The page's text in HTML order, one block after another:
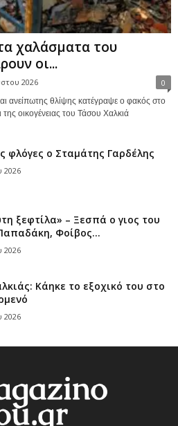
χαλάσματα του
οι...
2026 0
ανείπωτης θλίψης κατέγραψε ο φακός στο
οικογένειας του Τάσου Χαλκιά
φλόγες ο Σταμάτης Γαρδέλης
2026
ξεφτίλα» – Ξεσπά ο γιος του
Φοίβος...
2026
Κάηκε το εξοχικό του στο
2026